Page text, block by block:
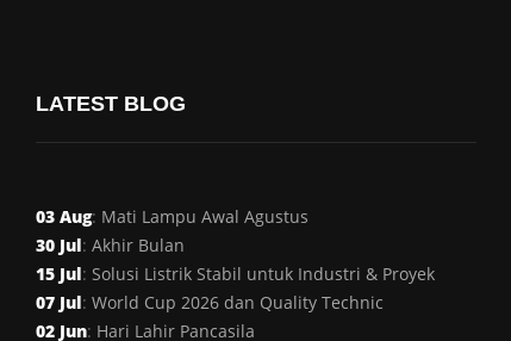
LATEST BLOG
03 Aug: Mati Lampu Awal Agustus
30 Jul: Akhir Bulan
15 Jul: Solusi Listrik Stabil untuk Industri & Proyek
07 Jul: World Cup 2026 dan Quality Technic
02 Jun: Hari Lahir Pancasila